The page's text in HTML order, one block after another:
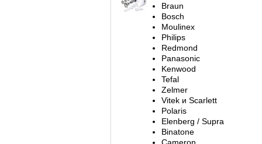
Braun
Bosch
Moulinex
Philips
Redmond
Panasonic
Kenwood
Tefal
Zelmer
Vitek и Scarlett
Polaris
Elenberg / Supra
Binatone
Cameron